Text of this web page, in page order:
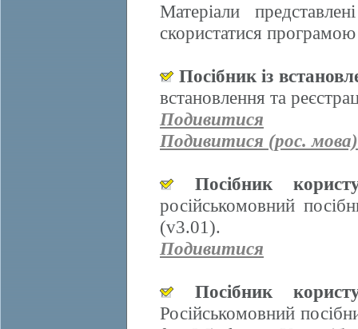
Матеріали
скористатися
Посібник із
встановлення та
Подивитися
Подивитися (рос. мова)
Посібник
російськомовний
(v3.01).
Подивитися
Посібник
Російськомовний